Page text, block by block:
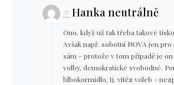
#Hanka neutrálně
Ono, když už tak třeba takové
Avšak např. sobotní NOVA jen
sám - protože v tom případě je
volby, demokratické svobodné.
blbokormidlo, tj. vítěz voleb -